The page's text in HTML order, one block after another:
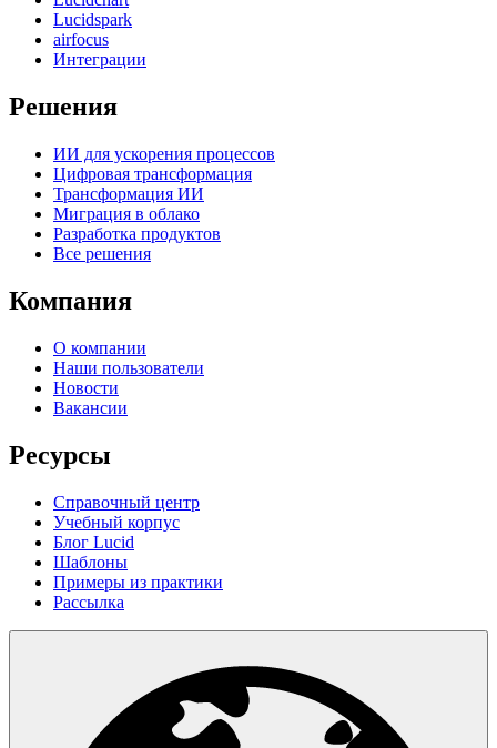
Lucidspark
airfocus
Интеграции
Решения
ИИ для ускорения процессов
Цифровая трансформация
Трансформация ИИ
Миграция в облако
Разработка продуктов
Все решения
Компания
О компании
Наши пользователи
Новости
Вакансии
Ресурсы
Справочный центр
Учебный корпус
Блог Lucid
Шаблоны
Примеры из практики
Рассылка